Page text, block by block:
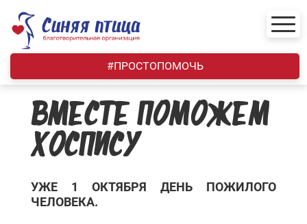
content
#ПРОСТОПОМОЧЬ
ВМЕСТЕ ПОМОЖЕМ
ХОСПИСУ
УЖЕ 1 ОКТЯБРЯ ДЕНЬ ПОЖИЛОГО
ЧЕЛОВЕКА.